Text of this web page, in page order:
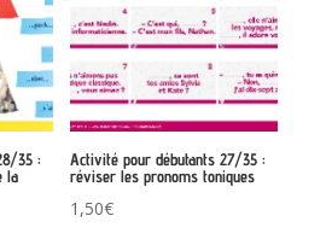
35 :
la
Activité pour débutants 27/35 :
réviser les pronoms toniques
1,50€